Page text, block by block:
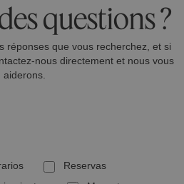
questions ?
réponses que vous recherchez, et si
nous directement et nous vous
aiderons.
Reservas